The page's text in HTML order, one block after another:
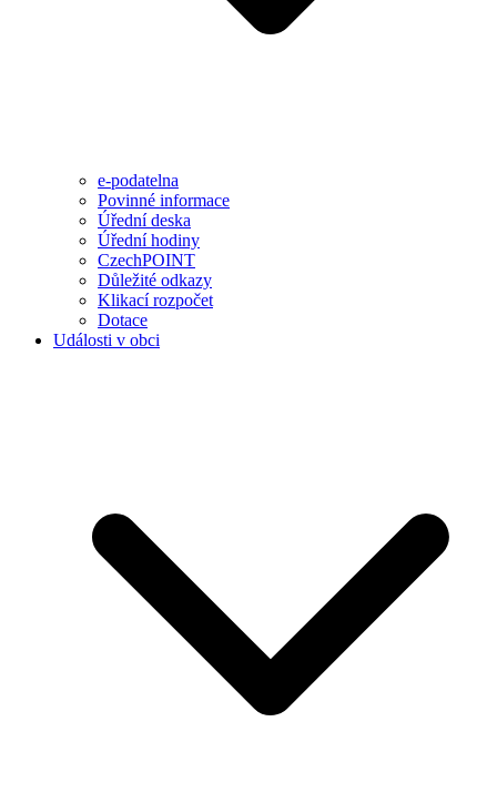
e-podatelna
Povinné informace
Úřední deska
Úřední hodiny
CzechPOINT
Důležité odkazy
Klikací rozpočet
Dotace
Události v obci